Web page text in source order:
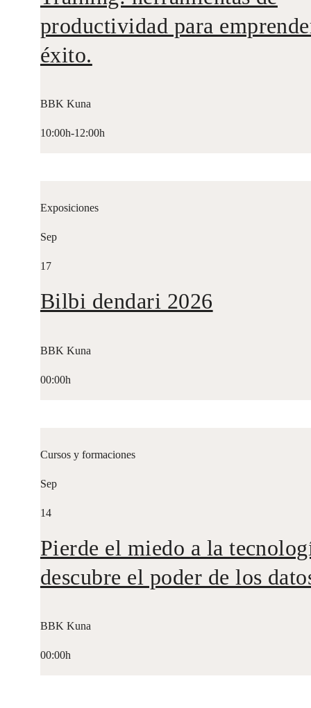
productividad para
éxito.
BBK Kuna
10:00h-12:00h
Exposiciones
Sep
17
Bilbi dendari 2026
BBK Kuna
00:00h
Cursos y formaciones
Sep
14
Pierde el miedo a la
descubre el poder de los
BBK Kuna
00:00h